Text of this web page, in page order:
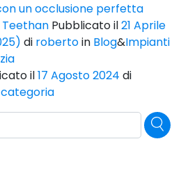
un occlusione perfetta
Pubblicato il21 Aprile
di robertoin Blog&Impianti
il17 Agosto 2024 di
categoria